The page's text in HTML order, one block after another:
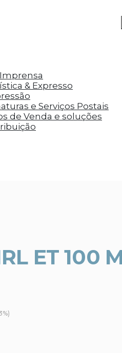
nas páginas que eles
& Expresso
e Serviços Postais
de Venda e soluções
ET 100